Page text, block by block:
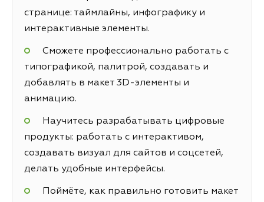
странице: таймлайны, инфографику и
интерактивные элементы.
Сможете профессионально работать с
типографикой, палитрой, создавать и
добавлять в макет 3D-элементы и
анимацию.
Научитесь разрабатывать цифровые
продукты: работать с интерактивом,
создавать визуал для сайтов и соцсетей,
делать удобные интерфейсы.
Поймёте, как правильно готовить макет